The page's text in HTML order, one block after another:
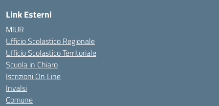
Link Esterni
MIUR
Ufficio Scolastico Regionale
Ufficio Scolastico Territoriale
Scuola in Chiaro
Iscrizioni On Line
Invalsi
Comune